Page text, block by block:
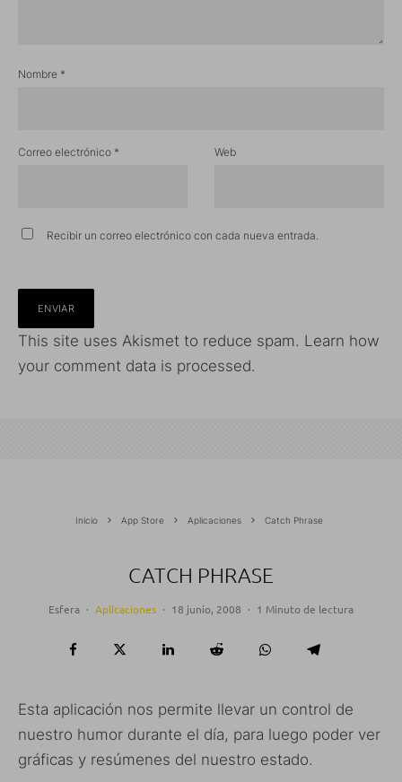
Nombre *
Correo electrónico * Web
Recibir un correo electrónico con cada nueva entrada.
This site uses Akismet to reduce spam. Learn how
your comment data is processed.
Inicio App Store Aplicaciones Catch Phrase
CATCH PHRASE
Esfera · Aplicaciones · 18 junio, 2008 · 1 Minuto de lectura
Esta aplicación nos permite llevar un control de
nuestro humor durante el día, para luego poder ver
gráficas y resúmenes del nuestro estado.